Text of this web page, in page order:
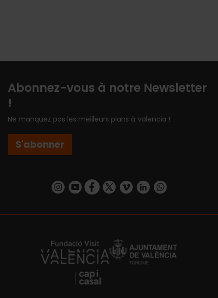
Abonnez-vous à notre Newsletter
!
Ne manquez pas les meilleurs plans à Valencia !
S'abonner
https://www.instagram.com/visit_valencia/
https://www.youtube.com/user/
https://www.facebook.com/
https://twitter.com/
https://vimeo.com/
https://www.linkedin.com/company/turismo-valencia/https://api.whatsapp.com/send/
https://fundacion.visitvalencia.com/